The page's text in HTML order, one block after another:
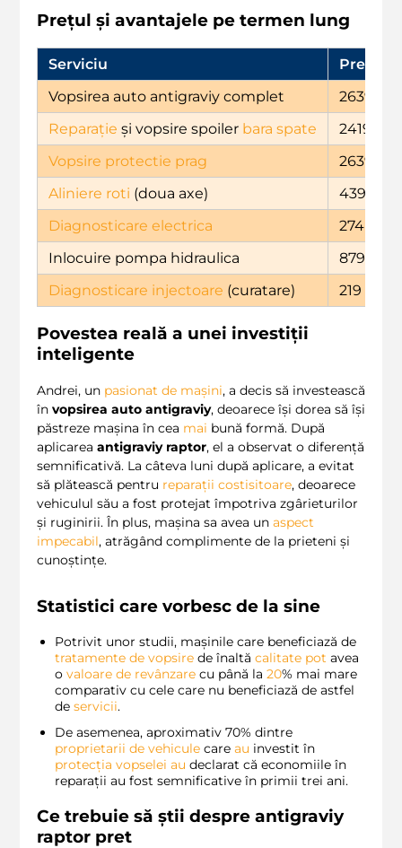
Prețul și avantajele pe termen lung
Serviciu Pret (
Vopsirea auto antigraviy complet
2639
Reparație și vopsire spoiler bara spate
2419
Vopsire protectie prag
2639
Aliniere roti (doua axe)
439
Diagnosticare electrica
274
Inlocuire pompa hidraulica
879
Diagnosticare injectoare (curatare) 219
Povestea reală a unei investiții
inteligente
Andrei, un pasionat de mașini, a decis să investească
în vopsirea auto antigraviy, deoarece își dorea să își
păstreze mașina în cea mai bună formă. După
aplicarea antigraviy raptor, el a observat o diferență
semnificativă. La câteva luni după aplicare, a evitat
să plătească pentru reparații costisitoare, deoarece
vehiculul său a fost protejat împotriva zgârieturilor
și ruginirii. În plus, mașina sa avea un aspect
impecabil, atrăgând complimente de la prieteni și
cunoștințe.
Statistici care vorbesc de la sine
Potrivit unor studii, mașinile care beneficiază de
tratamente de vopsire de înaltă calitate pot avea
o valoare de revânzare cu până la 20% mai mare
comparativ cu cele care nu beneficiază de astfel
de servicii.
De asemenea, aproximativ 70% dintre
proprietarii de vehicule care au investit în
protecția vopselei au declarat că economiile în
reparații au fost semnificative în primii trei ani.
Ce trebuie să știi despre antigraviy
raptor pret